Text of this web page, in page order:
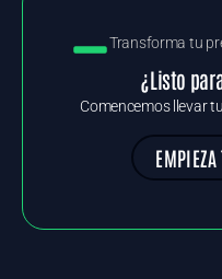
Transforma tu
¿Listo
Comencemos llevar
EMPIEZA